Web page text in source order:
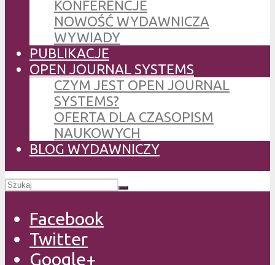
KONFERENCJE
NOWOŚĆ WYDAWNICZA
WYWIADY
PUBLIKACJE
OPEN JOURNAL SYSTEMS
CZYM JEST OPEN JOURNAL
SYSTEMS?
OFERTA DLA CZASOPISM
NAUKOWYCH
BLOG WYDAWNICZY
Facebook
Twitter
Google+